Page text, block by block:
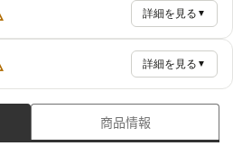
詳細を見る ▼
詳細を見る ▼
商品情報